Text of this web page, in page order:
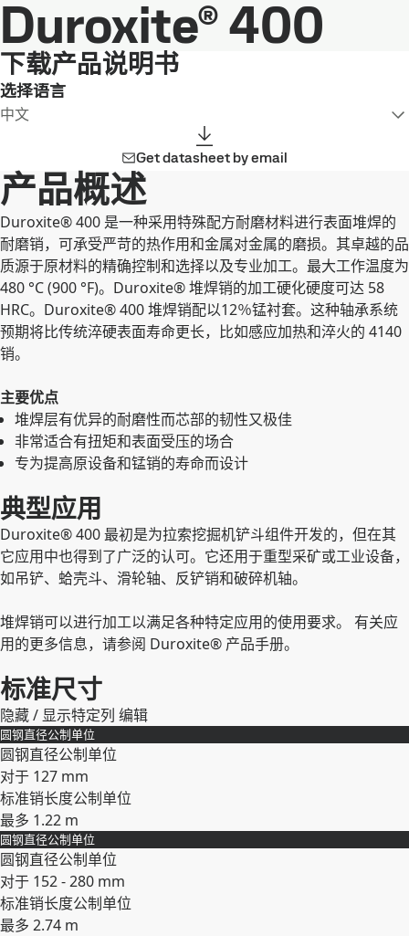
Duroxite® 400
下载产品说明书
选择语言
中文
Get datasheet by email
产品概述
Duroxite® 400 是一种采用特殊配方耐磨材料进行表面堆焊的
耐磨销，可承受严苛的热作用和金属对金属的磨损。其卓越的品
质源于原材料的精确控制和选择以及专业加工。最大工作温度为
480 °C (900 °F)。Duroxite® 堆焊销的加工硬化硬度可达 58
HRC。Duroxite® 400 堆焊销配以12％锰衬套。这种轴承系统
预期将比传统淬硬表面寿命更长，比如感应加热和淬火的 4140
销。
主要优点
堆焊层有优异的耐磨性而芯部的韧性又极佳
非常适合有扭矩和表面受压的场合
专为提高原设备和锰销的寿命而设计
典型应用
Duroxite® 400 最初是为拉索挖掘机铲斗组件开发的，但在其
它应用中也得到了广泛的认可。它还用于重型采矿或工业设备，
如吊铲、蛤壳斗、滑轮轴、反铲销和破碎机轴。
堆焊销可以进行加工以满足各种特定应用的使用要求。 有关应
用的更多信息，请参阅 Duroxite® 产品手册。
标准尺寸
隐藏 / 显示特定列 编辑
圆钢直径公制单位
圆钢直径公制单位
对于 127 mm
标准销长度公制单位
最多 1.22 m
展开
圆钢直径公制单位
圆钢直径公制单位
对于 152 - 280 mm
标准销长度公制单位
最多 2.74 m